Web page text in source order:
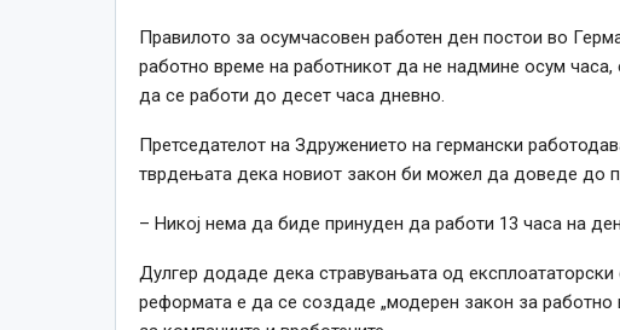
Правилото за осумчасовен работен ден постои во
работно време на работникот да не надмине осум
да се работи до десет часа дневно.
Претседателот на Здружението на германски
тврдењата дека новиот закон би можел да доведе до
– Никој нема да биде принуден да работи 13 часа на ден
Дулгер додаде дека стравувањата од
реформата е да се создаде „модерен закон за